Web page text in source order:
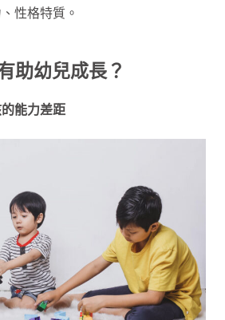
性格特質。
助幼兒成長？
能力差距